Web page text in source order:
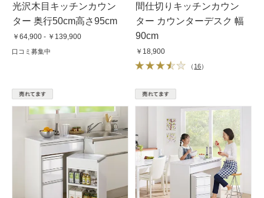
光沢木目キッチンカウン
ター 奥行50cm高さ95cm
￥64,900 - ￥139,900
口コミ募集中
間仕切りキッチンカウン
ター カウンターデスク 幅
90cm
￥18,900
（ 16）